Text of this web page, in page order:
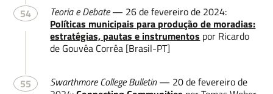
54 Teoria e Debate— 26 de fevereiro de 2024:
Políticas municipais para produção de moradias:
estratégias, pautas e instrumentos por Ricardo
de Gouvêa Corrêa [Brasil-PT]
55 Swarthmore College Bulletin— 20 de fevereiro de